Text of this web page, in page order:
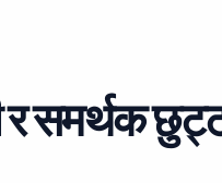
समर्थक